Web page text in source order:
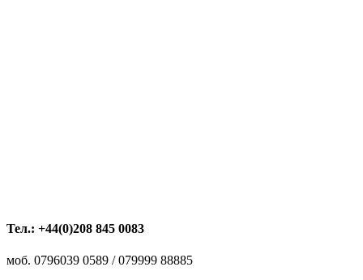
Тел.: +44(0)208 845 0083
моб. 0796039 0589 / 079999 88885